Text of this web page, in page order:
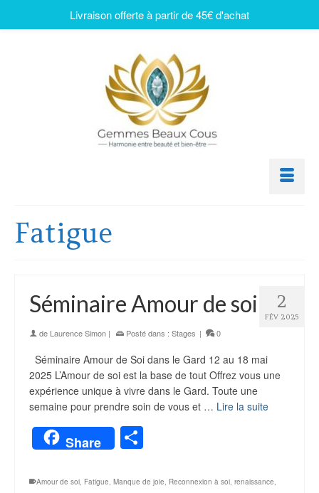
Fatigue
2
FÉV 2025
Séminaire Amour de soi
de Laurence Simon | Posté dans : Stages | 0
Séminaire Amour de Soi dans le Gard 12 au 18 mai
2025 L’Amour de soi est la base de tout Offrez vous une
expérience unique à vivre dans le Gard. Toute une
semaine pour prendre soin de vous et … Lire la suite
Share
Amour de soi, Fatigue, Manque de joie, Reconnexion à soi, renaissance,
Livraison offerte à partir de 45€ d'achat